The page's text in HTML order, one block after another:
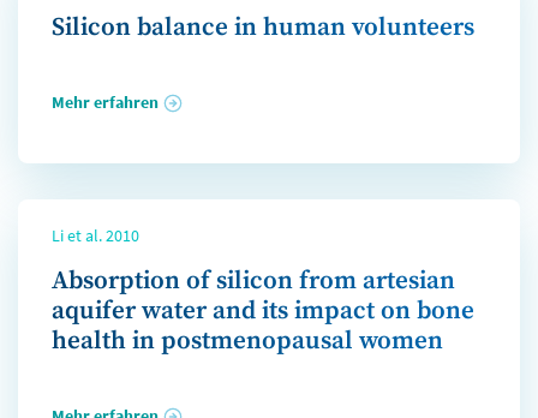
Silicon balance in human volunteers
Mehr erfahren
Li et al. 2010
Absorption of silicon from artesian
aquifer water and its impact on bone
health in postmenopausal women